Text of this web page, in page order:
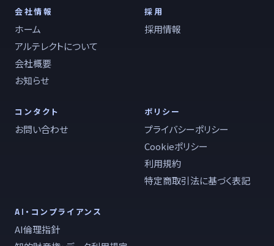
会社情報
ホーム
アルテレクトについて
会社概要
お知らせ
採用
採用情報
コンタクト
お問い合わせ
ポリシー
プライバシーポリシー
Cookieポリシー
利用規約
特定商取引法に基づく表記
AI・コンプライアンス
AI倫理指針